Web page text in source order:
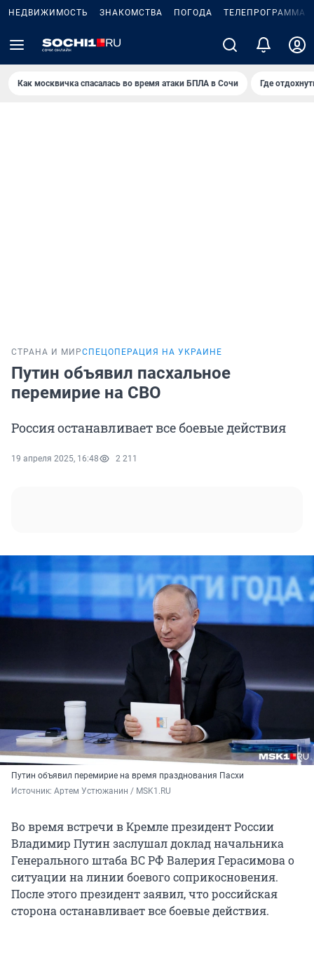
НЕДВИЖИМОСТЬ ЗНАКОМСТВА ПОГОДА ТЕЛЕПРОГРАММА
Как москвичка спасалась во время атаки БПЛА в Сочи Где
СТРАНА И МИРСПЕЦОПЕРАЦИЯ НА УКРАИНЕ
Путин объявил пасхальное
перемирие на СВО
Россия останавливает все боевые действия
19 апреля 2025, 16:48 2 211
Путин объявил перемирие на время празднования Пасхи
Источник: Артем Устюжанин / MSK1.RU
Во время встречи в Кремле президент России
Владимир Путин заслушал доклад начальника
Генерального штаба ВС РФ Валерия Герасимова о
ситуации на линии боевого соприкосновения.
После этого президент заявил, что российская
сторона останавливает все боевые действия.